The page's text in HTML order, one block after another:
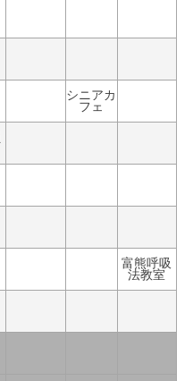
シニアカ
フェ
富熊呼吸
法教室